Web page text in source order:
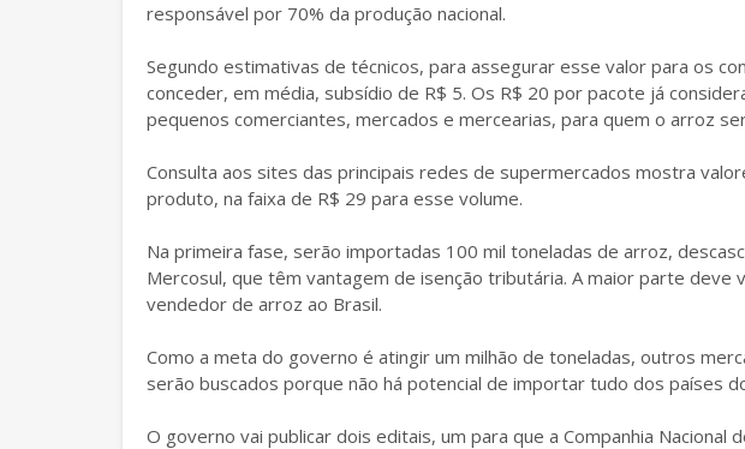
responsável por 70% da produção nacional.
Segundo estimativas de técnicos, para assegurar esse valor para os
conceder, em média, subsídio de R$ 5. Os R$ 20 por pacote já
pequenos comerciantes, mercados e mercearias, para quem o arroz
Consulta aos sites das principais redes de supermercados mostra
produto, na faixa de R$ 29 para esse volume.
Na primeira fase, serão importadas 100 mil toneladas de arroz,
Mercosul, que têm vantagem de isenção tributária. A maior parte deve
vendedor de arroz ao Brasil.
Como a meta do governo é atingir um milhão de toneladas, outros
serão buscados porque não há potencial de importar tudo dos países
O governo vai publicar dois editais, um para que a Companhia Nacional